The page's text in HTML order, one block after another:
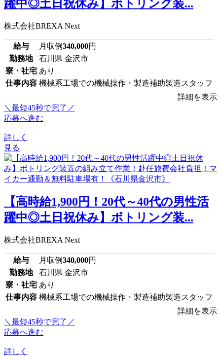
躍中◎土日祝休み】ボトリング装...
株式会社BREXA Next
給与 月収例340,000円
勤務地
石川県 金沢市
寮・社宅 あり
仕事内容 機械系工場での機械操作・製造補助製造スタッフ
詳細を表示
＼最短45秒で完了／
応募へ進む
詳しく
見る
【高時給1,900円！20代～40代の男性活
躍中◎土日祝休み】ボトリング装...
株式会社BREXA Next
給与 月収例340,000円
勤務地
石川県 金沢市
寮・社宅 あり
仕事内容 機械系工場での機械操作・製造補助製造スタッフ
詳細を表示
＼最短45秒で完了／
応募へ進む
詳しく